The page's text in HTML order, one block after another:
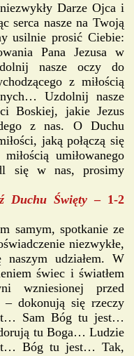
Darze Ojca i
serca nasze na Twoją
usilnie prosić Ciebie:
Pana Jezusa w
nasze oczy do
z miłością
Uzdolnij nasze
Boskiej, jakie Jezus
z nas. O Duchu
jaką połączą się
umiłowanego
się w nas, prosimy
Duchu Święty– 1-2
samym, spotkanie ze
niezwykłe,
naszym udziałem. W
świec i światłem
wzniesionej przed
dokonują się rzeczy
Sam Bóg tu jest…
tu Boga… Ludzie
Bóg tu jest… Tak,